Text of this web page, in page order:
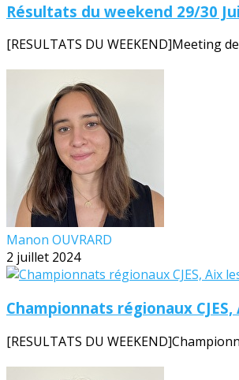
Résultats du weekend 29/30
[RESULTATS DU WEEKEND]Meeting
Manon OUVRARD
2 juillet 2024
Championnats régionaux
[RESULTATS DU